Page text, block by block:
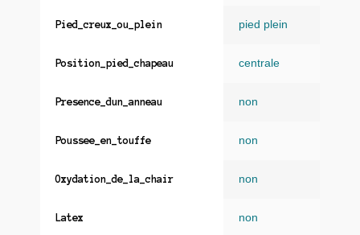
Pied_creux_ou_plein pied plein
Position_pied_chapeau centrale
Presence_dun_anneau non
Poussee_en_touffe non
Oxydation_de_la_chair non
Latex non